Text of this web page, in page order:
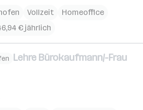
Vollzeit
Homeoffice
€ jährlich
Lehre Bürokaufmann/-Frau